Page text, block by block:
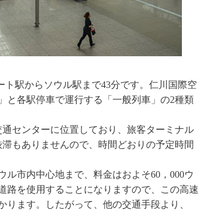
駅からソウル駅まで43分です。仁川国際空
と各駅停車で運行する「一般列車」の2種類
センターに位置しており、旅客ターミナル
もありませんので、時間どおりの予定時間
ル市内中心地まで、料金はおよそ60，000ウ
路を使用することになりますので、この高速
ります。したがって、他の交通手段より、